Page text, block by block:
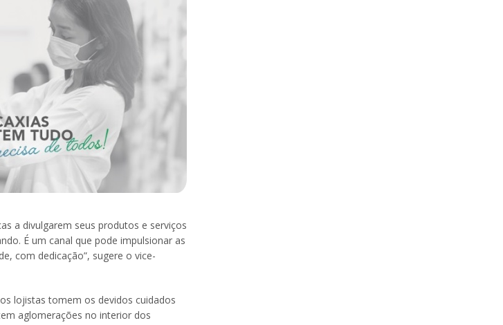
a divulgarem seus produtos e serviços
É um canal que pode impulsionar as
com dedicação”, sugere o vice-
lojistas tomem os devidos cuidados
aglomerações no interior dos